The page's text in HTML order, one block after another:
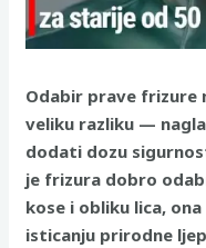
Odabir prave frizure
veliku razliku —
dodati dozu
je frizura dobro
kose i obliku lica,
isticanju prirodne